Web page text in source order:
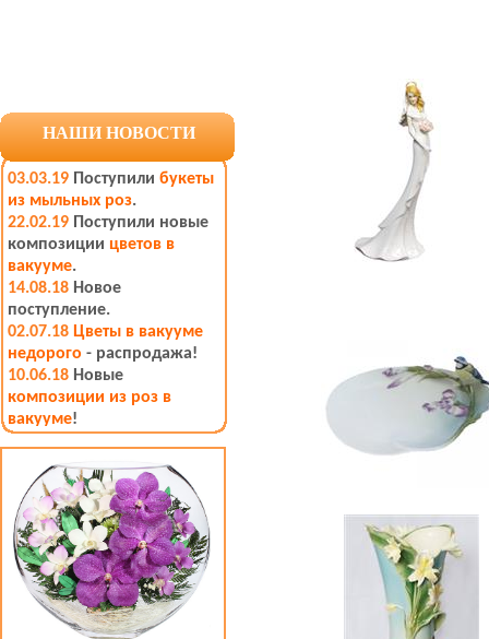
03.03.19 Поступили букеты
из мыльных роз.
22.02.19 Поступили новые
композиции цветов в
вакууме.
14.08.18 Новое
поступление.
02.07.18 Цветы в вакууме
недорого - распродажа!
10.06.18 Новые
композиции из роз в
вакууме!
НАШИ НОВОСТИ